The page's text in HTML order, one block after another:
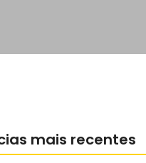
mais recentes